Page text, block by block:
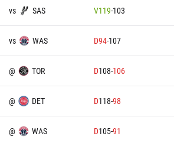
vs SAS V119-103
vs WAS D94-107
@ TOR D108-106
@ DET D118-98
@ WAS D105-91